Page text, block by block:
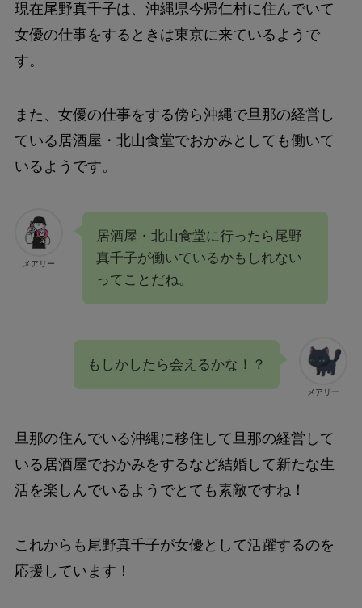
現在尾野真千子は、沖縄県今帰仁村に住んでいて
女優の仕事をするときは東京に来ているようで
す。
また、女優の仕事をする傍ら沖縄で旦那の経営し
ている居酒屋・北山食堂でおかみとしても働いて
いるようです。
メアリー
居酒屋・北山食堂に行ったら尾野
真千子が働いているかもしれない
ってことだね。
メアリー
もしかしたら会えるかな！？
旦那の住んでいる沖縄に移住して旦那の経営して
いる居酒屋でおかみをするなど結婚して新たな生
活を楽しんでいるようでとても素敵ですね！
これからも尾野真千子が女優として活躍するのを
応援しています！